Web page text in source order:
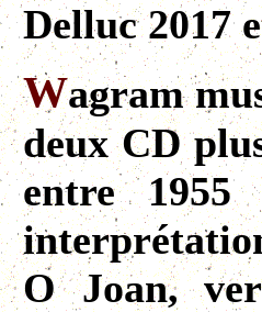
Delluc 2017
Wagram
deux CD
entre
O Joan,